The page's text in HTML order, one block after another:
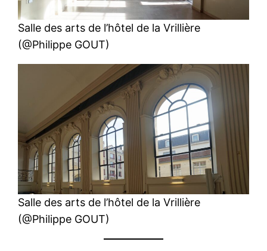
Salle des arts de l’hôtel de la Vrillière
(@Philippe GOUT)
Salle des arts de l’hôtel de la Vrillière
(@Philippe GOUT)